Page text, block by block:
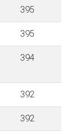
395
395
394
392
392